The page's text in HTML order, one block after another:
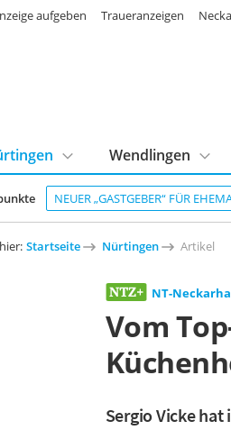
NEUER „GASTGEBER“ FÜR
Wendlingen
aufgeben Traueranzeigen
Startseite Nürtingen Artikel
NT-
Vom
Sergio Vicke